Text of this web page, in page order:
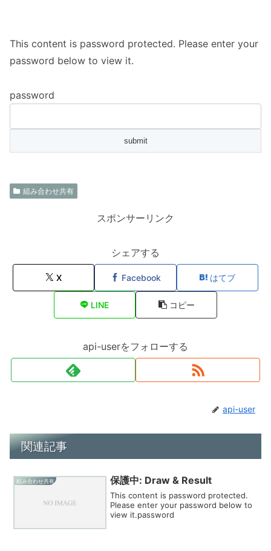
This content is password protected. Please enter your
password below to view it.
password
組み合わせ共有
スポンサーリンク
シェアする
X Facebook はてブ
LINE コピー
api-userをフォローする
api-user
関連記事
組み合わせ共有 保護中: Draw & Result
This content is password protected.
Please enter your password below to
view it.password